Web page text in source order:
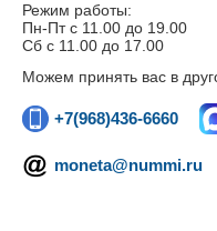
Режим работы:
Пн-Пт c 11.00 до 19.00
Сб с 11.00 до 17.00
Можем принять вас в
+7(968)436-6660
moneta@nummi.ru